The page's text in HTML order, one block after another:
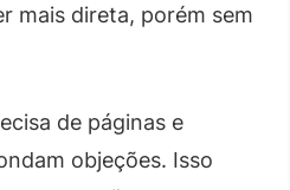
mais direta, porém sem
de páginas e
objeções. Isso